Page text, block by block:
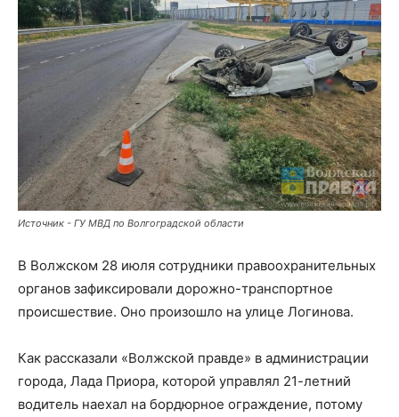
Источник - ГУ МВД по Волгоградской области
В Волжском 28 июля сотрудники правоохранительных
органов зафиксировали дорожно-транспортное
происшествие. Оно произошло на улице Логинова.
Как рассказали «Волжской правде» в администрации
города, Лада Приора, которой управлял 21-летний
водитель наехал на бордюрное ограждение, потому